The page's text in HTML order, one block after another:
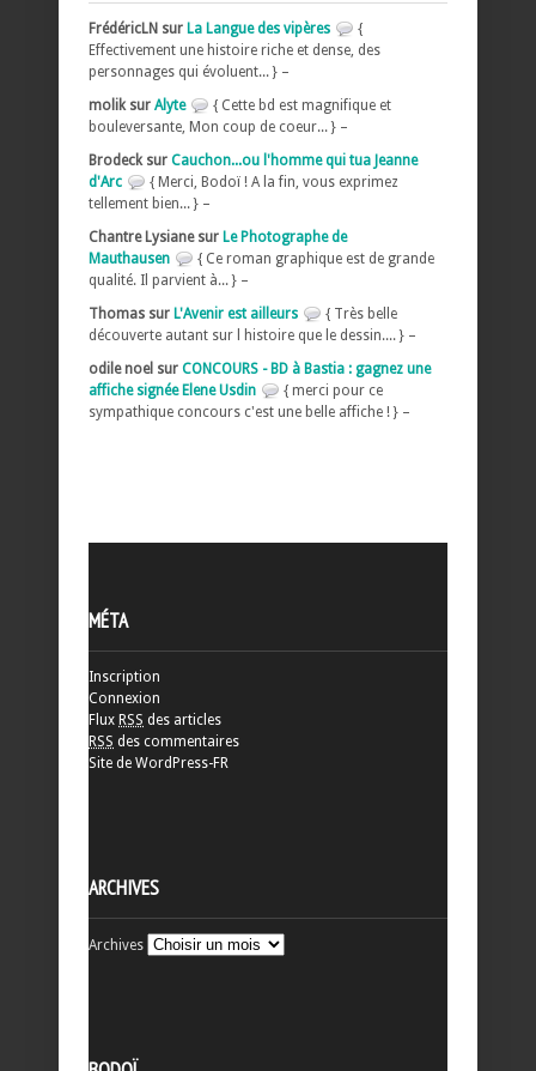
FrédéricLN sur La Langue des vipères
{
Effectivement une histoire riche et dense, des
personnages qui évoluent... } –
molik sur Alyte
{ Cette bd est magnifique et
bouleversante, Mon coup de coeur... } –
Brodeck sur Cauchon...ou l'homme qui tua Jeanne
d'Arc
{ Merci, Bodoï ! A la fin, vous exprimez
tellement bien... } –
Chantre Lysiane sur Le Photographe de
Mauthausen
{ Ce roman graphique est de grande
qualité. Il parvient à... } –
Thomas sur L'Avenir est ailleurs
{ Très belle
découverte autant sur l histoire que le dessin.... } –
odile noel sur CONCOURS - BD à Bastia : gagnez une
affiche signée Elene Usdin
{ merci pour ce
sympathique concours c'est une belle affiche ! } –
MÉTA
Inscription
Connexion
Flux RSS des articles
RSS des commentaires
Site de WordPress-FR
ARCHIVES
Archives